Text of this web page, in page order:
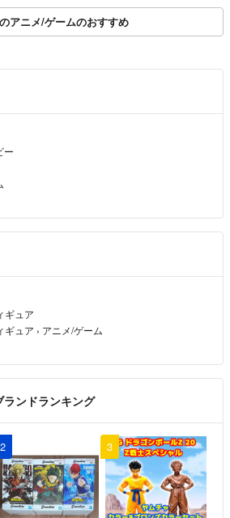
アニメ/ゲームのおすすめ
ー
ギュア
ギュア › アニメ/ゲーム
ンドランキング
2 3